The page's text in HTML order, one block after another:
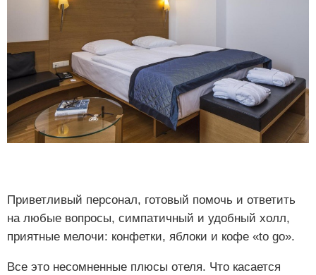
Приветливый персонал, готовый помочь и ответить
на любые вопросы, симпатичный и удобный холл,
приятные мелочи: конфетки, яблоки и кофе «to go».
Все это несомненные плюсы отеля. Что касается